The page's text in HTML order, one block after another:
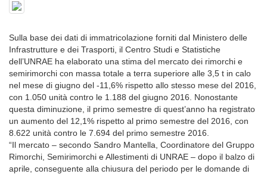
Sulla base dei dati di immatricolazione forniti dal Ministero delle
Infrastrutture e dei Trasporti, il Centro Studi e Statistiche
dell’UNRAE ha elaborato una stima del mercato dei rimorchi e
semirimorchi con massa totale a terra superiore alle 3,5 t in calo
nel mese di giugno del -11,6% rispetto allo stesso mese del 2016,
con 1.050 unità contro le 1.188 del giugno 2016. Nonostante
questa diminuzione, il primo semestre di quest’anno ha registrato
un aumento del 12,1% rispetto al primo semestre del 2016, con
8.622 unità contro le 7.694 del primo semestre 2016.
“Il mercato – secondo Sandro Mantella, Coordinatore del Gruppo
Rimorchi, Semirimorchi e Allestimenti di UNRAE – dopo il balzo di
aprile, conseguente alla chiusura del periodo per le domande di